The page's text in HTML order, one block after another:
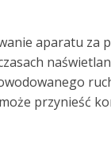
aparatu za
przynieść